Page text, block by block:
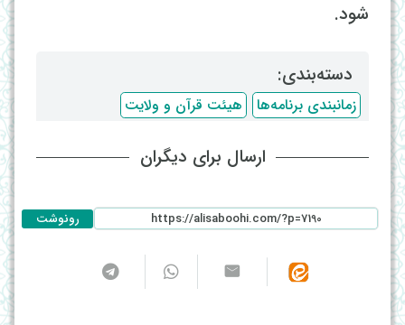
شود.
دسته‌بندی: ‌
زمانبندی برنامه‌ها هیئت قرآن و ولایت
ارسال برای دیگران
رونوشت